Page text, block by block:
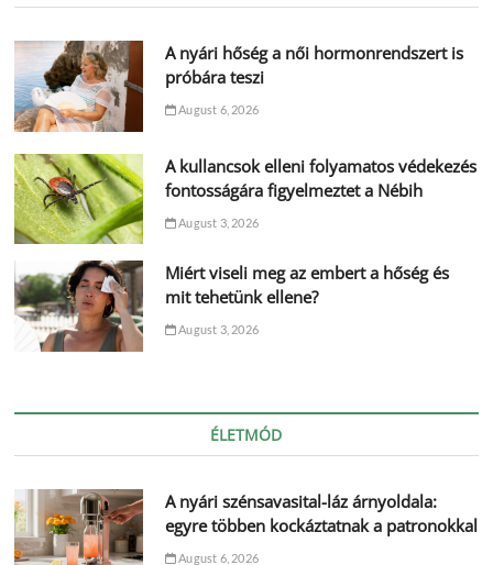
A nyári hőség a női hormonrendszert is
próbára teszi
August 6, 2026
A kullancsok elleni folyamatos védekezés
fontosságára figyelmeztet a Nébih
August 3, 2026
Miért viseli meg az embert a hőség és
mit tehetünk ellene?
August 3, 2026
ÉLETMÓD
A nyári szénsavasital-láz árnyoldala:
egyre többen kockáztatnak a patronokkal
August 6, 2026